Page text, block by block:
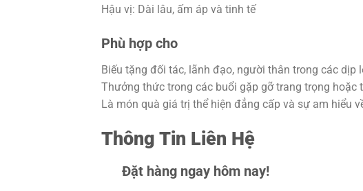
Hậu vị: Dài lâu, ấm áp và tinh tế
Phù hợp cho
Biếu tặng đối tác, lãnh đạo, người thân trong các dịp
Thưởng thức trong các buổi gặp gỡ trang trọng hoặc
Là món quà giá trị thể hiện đẳng cấp và sự am hiểu
Thông Tin Liên Hệ
Đặt hàng ngay hôm nay!